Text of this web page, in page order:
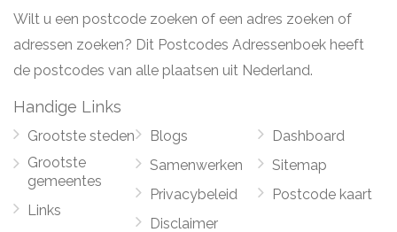
Wilt u een postcode zoeken of een adres zoeken of
adressen zoeken? Dit Postcodes Adressenboek heeft
de postcodes van alle plaatsen uit Nederland.
Handige Links
Grootste steden
Grootste
gemeentes
Links
Blogs
Samenwerken
Privacybeleid
Disclaimer
Dashboard
Sitemap
Postcode kaart